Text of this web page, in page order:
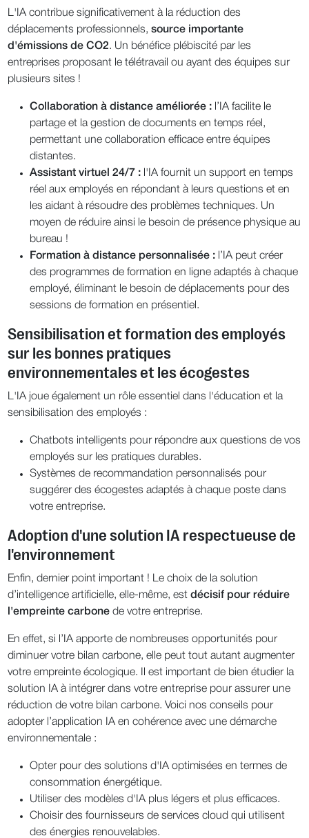
L'IA contribue significativement à la réduction des
déplacements professionnels,source importante
d'émissions de CO2. Un bénéfice plébiscité par les
entreprises proposant le télétravail ou ayant des équipes sur
plusieurs sites !
Collaboration à distance améliorée : l’IA facilite le
partage et la gestion de documents en temps réel,
permettant une collaboration efficace entre équipes
distantes.
Assistant virtuel 24/7 : l'IA fournit un support en temps
réel aux employés en répondant à leurs questions et en
les aidant à résoudre des problèmes techniques. Un
moyen de réduire ainsi le besoin de présence physique au
bureau !
Formation à distance personnalisée : l’IA peut créer
des programmes de formation en ligne adaptés à chaque
employé, éliminant le besoin de déplacements pour des
sessions de formation en présentiel.
Sensibilisation et formation des employés
sur les bonnes pratiques
environnementales et les écogestes
L'IA joue également un rôle essentiel dans l'éducation et la
sensibilisation des employés :
Chatbots intelligents pour répondre aux questions de vos
employés sur les pratiques durables.
Systèmes de recommandation personnalisés pour
suggérer des écogestes adaptés à chaque poste dans
votre entreprise.
Adoption d'une solution IA respectueuse de
l'environnement
Enfin, dernier point important ! Le choix de la solution
d’intelligence artificielle, elle-même, estdécisif pour réduire
l'empreinte carbonede votre entreprise.
En effet, si l’IA apporte de nombreuses opportunités pour
diminuer votre bilan carbone, elle peut tout autant augmenter
votre empreinte écologique. Il est important de bien étudier la
solution IA à intégrer dans votre entreprise pour assurer une
réduction de votre bilan carbone. Voici nos conseils pour
adopter l’application IA en cohérence avec une démarche
environnementale :
Opter pour des solutions d'IA optimisées en termes de
consommation énergétique.
Utiliser des modèles d'IA plus légers et plus efficaces.
Choisir des fournisseurs de services cloud qui utilisent
des énergies renouvelables.